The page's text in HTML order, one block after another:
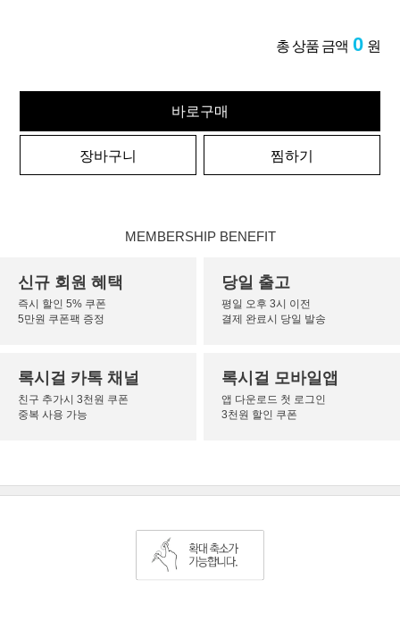
총 상품 금액 0 원
바로구매
장바구니 찜하기
MEMBERSHIP BENEFIT
신규 회원 혜택
즉시 할인 5% 쿠폰
5만원 쿠폰팩 증정
당일 출고
평일 오후 3시 이전
결제 완료시 당일 발송
록시걸 카톡 채널
친구 추가시 3천원 쿠폰
중복 사용 가능
록시걸 모바일앱
앱 다운로드 첫 로그인
3천원 할인 쿠폰